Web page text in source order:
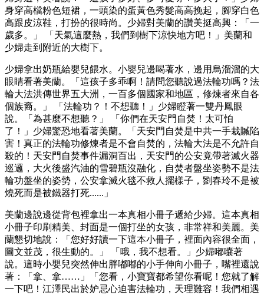
身穿高檔粉色短裙，一頭染的蛋黃色秀髮高高挽起，腳穿白色
高跟皮涼鞋，打扮的很時尚。少婦對美蘭的讚美挺高興：「一
歲多。」 「天氣這麼熱，我們到樹下涼快地方吧！」美蘭和
少婦走到附近的大樹下。
少婦拿出奶瓶給嬰兒餵水。小嬰兒邊喝著水，邊用烏溜溜的大
眼睛看著美蘭。「這孩子多乖啊！請問您聽說過法輪功嗎？法
輪大法洪傳世界五大洲，一百多個國家和地區，修煉者來自各
個族裔。」 「法輪功？！不想聽！」少婦瞪著一雙丹鳳眼
說。「為甚麼不想聽？」 「你們在天安門自焚！太可怕
了！」少婦驚恐地看著美蘭。「天安門自焚是中共一手栽贓陷
害！真正的法輪功修煉者是不會自焚的，法輪大法是不允許自
殺的！天安門自焚事件漏洞百出，天安門的公安竟帶著滅火器
巡邏，大火後盛汽油的雪碧瓶沒融化，自焚者盤坐姿勢不是法
輪功盤坐的姿勢，公安拿滅火毯不救人擺樣子，劉春玲不是被
燒死而是被鐵器打死......」
美蘭邊說邊從背包裡拿出一本真相小冊子遞給少婦。這本真相
小冊子印刷精美、封面是一個打坐的女孩，非常祥和美麗。美
蘭懇切地說：「您好好讀一下這本小冊子，裡面內容很全面，
圖文並茂，很生動的。」 「哦，我不想看。」少婦嘟囔著
說。這時小嬰兒突然伸出胖嘟嘟的小手伸向小冊子，嘴裡還說
著：「拿、拿……」「您看，小寶寶都希望你看呢！您就了解
一下吧！江澤民出於妒忌心迫害法輪功，天理難容！我們相遇